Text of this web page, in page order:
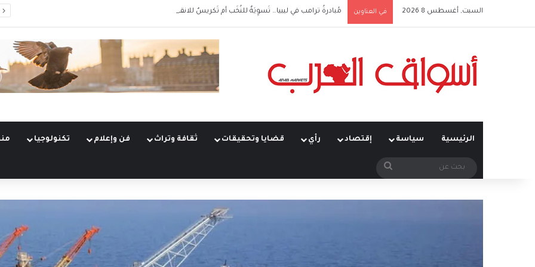
السبت, أغسطس 8 2026 في العناوين مُبادرةُ ترامب في ليبيا… تَسوِيَةٌ للنُخَب أم تَكريسٌ للانقسام؟
الرئيسية سياسة إقتصاد رأي قضايا وتحقيقات ثقافة وتراث فن وإعلام تكنولوجيا
بحث